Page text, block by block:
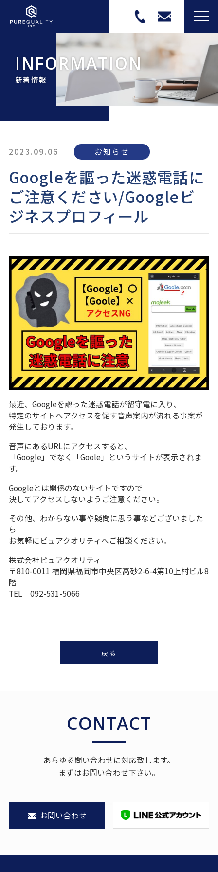
INFORMATION
新着情報
2023.09.06 お知らせ
Googleを謳った迷惑電話に
ご注意ください/Googleビ
ジネスプロフィール
最近、Googleを謳った迷惑電話が留守電に入り、
特定のサイトへアクセスを促す音声案内が流れる事案が
発生しております。
音声にあるURLにアクセスすると、
「Google」でなく「Goole」というサイトが表示されま
す。
Googleとは関係のないサイトですので
決してアクセスしないようご注意ください。
その他、わからない事や疑問に思う事などございました
ら
お気軽にピュアクオリティへご相談ください。
株式会社ピュアクオリティ
〒810-0011 福岡県福岡市中央区高砂2-6-4第10上村ビル8
階
TEL 092-531-5066
戻る
CONTACT
あらゆる問い合わせに対応致します。
まずはお問い合わせ下さい。
お問い合わせ